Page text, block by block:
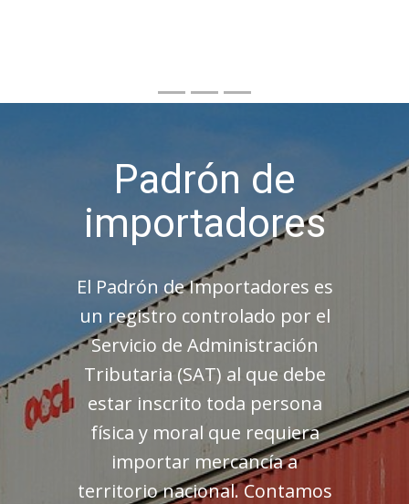
Padrón de
importadores
El Padrón de Importadores es
un registro controlado por el
Servicio de Administración
Tributaria (SAT) al que debe
estar inscrito toda persona
física y moral que requiera
importar mercancía a
territorio nacional. Contamos